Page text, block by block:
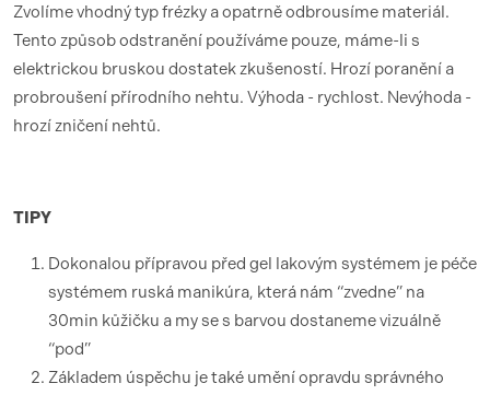
Zvolíme vhodný typ frézky a opatrně odbrousíme materiál.
Tento způsob odstranění používáme pouze, máme-li s
elektrickou bruskou dostatek zkušeností. Hrozí poranění a
probroušení přírodního nehtu. Výhoda - rychlost. Nevýhoda -
hrozí zničení nehtů.
TIPY
Dokonalou přípravou před gel lakovým systémem je péče
systémem ruská manikúra, která nám “zvedne” na
30min kůžičku a my se s barvou dostaneme vizuálně
“pod”
Základem úspěchu je také umění opravdu správného